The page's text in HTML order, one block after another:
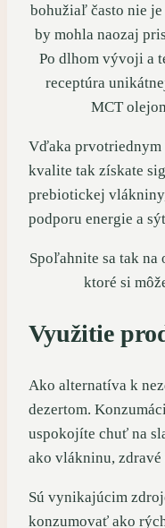
bohužiaľ často nie
by mohla naozaj
Po dlhom vývoji a
receptúra
MCT
Vďaka
kvalite tak získate
prebiotickej
podporu energie a
Spoľahnite sa tak
ktoré si
Využitie
Ako alternatíva k
dezertom.
uspokojíte chuť na
ako vlákninu,
Sú vynikajúcim
konzumovať ako